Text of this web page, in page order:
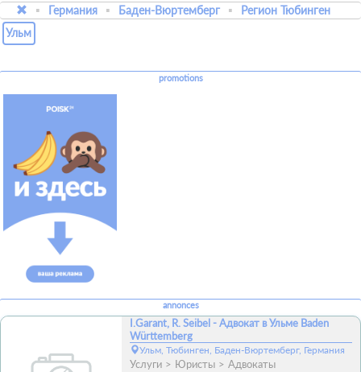
Германия Баден-Вюртемберг
Регион Тюбинген
Ульм
promotions
annonces
I.Garant, R. Seibel - Адвокат в Ульме Baden
Württemberg
Ульм, Тюбинген, Баден-Вюртемберг, Германия
Услуги Юристы Адвокаты